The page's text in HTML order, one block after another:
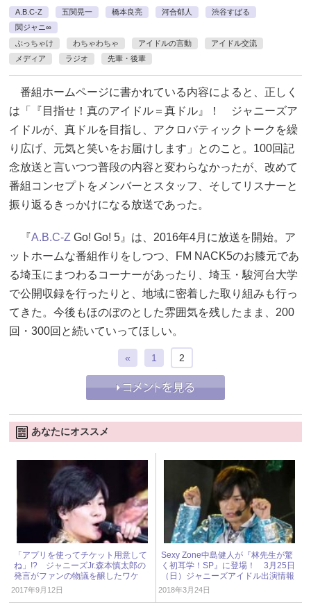
A.B.C-Z 五関晃一 橋本良亮 河合郁人
渋谷すばる
関ジャニ∞
ぶっちゃけ
わちゃわちゃ アイドルの言動
アイドル交流
メディア
ラジオ 先輩・後輩
番組ホームページに書かれている内容によると、正しく
は「『目指せ！真のアイドル＝真ドル』！ ジャニーズア
イドルが、真ドルを目指し、アクロバティックトークを繰
り広げ、元気と笑いをお届けします」とのこと。100回記
念放送と言いつつ普段の内容と変わらなかったが、改めて
番組コンセプトをメンバーとスタッフ、そしてリスナーと
振り返るきっかけになる放送であった。
『A.B.C-Z Go! Go! 5』は、2016年4月に放送を開始。ア
ットホームな番組作りをしつつ、FM NACK5のお膝元であ
る埼玉にまつわるコーナーがあったり、埼玉・駿河台大学
で公開収録を行ったりと、地域に密着した取り組みも行っ
てきた。今後もほのぼのとした雰囲気を残したまま、200
回・300回と続いていってほしい。
« 1 2
あなたにオススメ
「アプリを使ってチケット用意して
ね」!? ジャニーズJr.森本慎太郎の
発言がファンの物議を醸したワケ
2017年9月12日
Sexy Zone中島健人が『林先生が驚
く初耳学！SP』に登場！ 3月25日
（日）ジャニーズアイドル出演情報
2018年3月24日